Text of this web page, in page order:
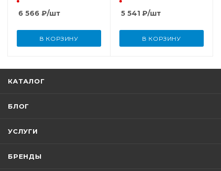
6 566 ₽/шт
В КОРЗИНУ
5 541 ₽/шт
В КОРЗИНУ
КАТАЛОГ
БЛОГ
УСЛУГИ
БРЕНДЫ